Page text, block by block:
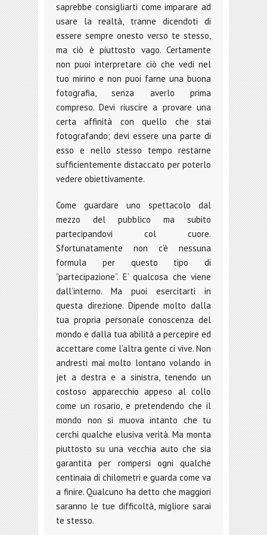
saprebbe consigliarti come imparare ad
usare la realtà, tranne dicendoti di
essere sempre onesto verso te stesso,
ma ciò è piuttosto vago. Certamente
non puoi interpretare ciò che vedi nel
tuo mirino e non puoi farne una buona
fotografia, senza averlo prima
compreso. Devi riuscire a provare una
certa affinità con quello che stai
fotografando; devi essere una parte di
esso e nello stesso tempo restarne
sufficientemente distaccato per poterlo
vedere obiettivamente.
Come guardare uno spettacolo dal
mezzo del pubblico ma subito
partecipandovi col cuore.
Sfortunatamente non c’è nessuna
formula per questo tipo di
“partecipazione”. E’ qualcosa che viene
dall’interno. Ma puoi esercitarti in
questa direzione. Dipende molto dalla
tua propria personale conoscenza del
mondo e dalla tua abilità a percepire ed
accettare come l’altra gente ci vive. Non
andresti mai molto lontano volando in
jet a destra e a sinistra, tenendo un
costoso apparecchio appeso al collo
come un rosario, e pretendendo che il
mondo non si muova intanto che tu
cerchi qualche elusiva verità. Ma monta
piuttosto su una vecchia auto che sia
garantita per rompersi ogni qualche
centinaia di chilometri e guarda come va
a finire. Qualcuno ha detto che maggiori
saranno le tue difficoltà, migliore sarai
te stesso.